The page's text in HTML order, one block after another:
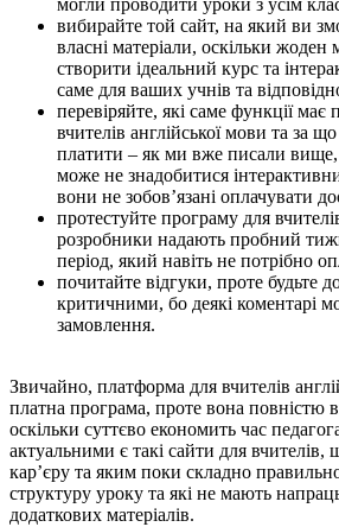
могли проводити уроки з усім
вибирайте той сайт, на який ви
власні матеріали, оскільки
створити ідеальний курс та
саме для ваших учнів та
перевіряйте, які саме функції має
вчителів англійської мови та за
платити – як ми вже писали
може не знадобитися
вони не зобов’язані оплачувати
протестуйте програму для
розробники надають пробний
період, який навіть не потрібно
почитайте відгуки, проте будьте
критичними, бо деякі коментарі
замовлення.
Звичайно, платформа для вчителів
платна програма, проте вона повністю
оскільки суттєво економить час
актуальними є такі сайти для
кар’єру та яким поки складно
структуру уроку та які не мають
додаткових матеріалів.